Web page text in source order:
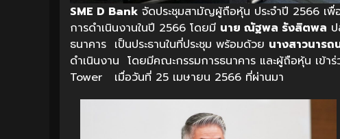
SME D Bank จัดประชุมสามัญผู้ถือหุ้น ประจำปี 2566 เพื่
การดำเนินงานในปี 2566 โดยมี นาย ณัฐพล รังสิตพล
ธนาคาร เป็นประธานในที่ประชุม พร้อมด้วย นางสาวนาร
ดำเนินงาน โดยมีคณะกรรมการธนาคาร และผู้ถือหุ้น เข้า
Tower เมื่อวันที่ 25 เมษายน 2566 ที่ผ่านมา